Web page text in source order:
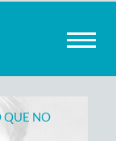
QUE NO